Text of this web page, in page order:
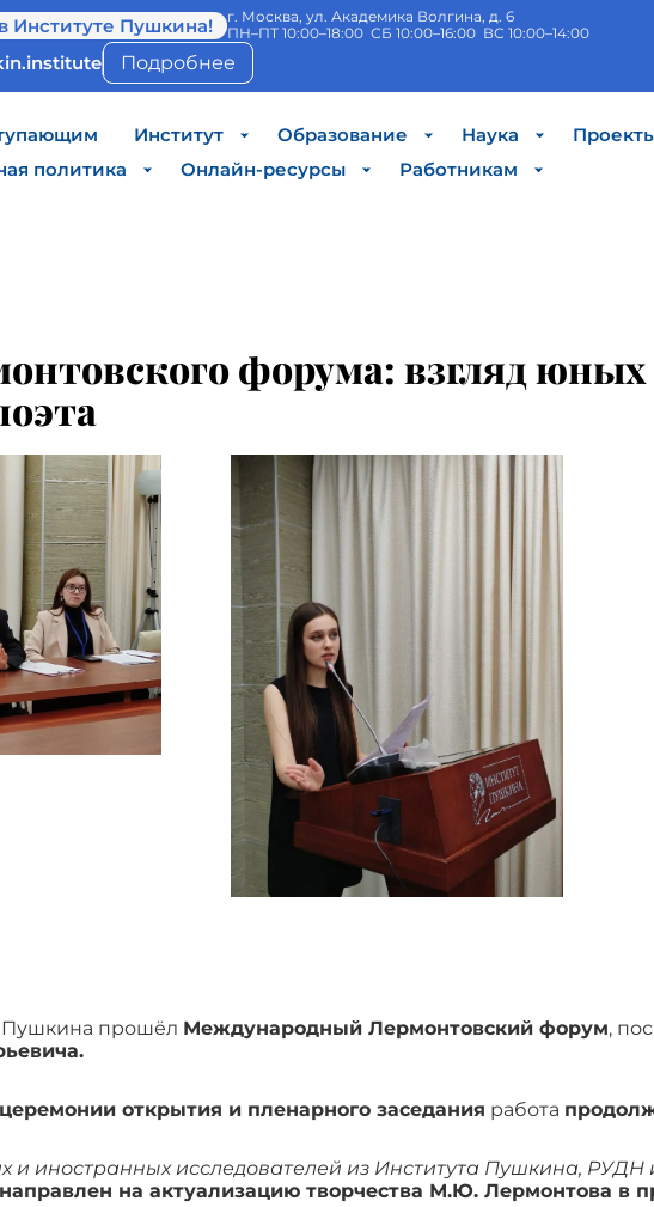
Институте Пушкина!
г. Москва, ул. Академика Волгина, д. 6
ПН–ПТ 10:00–18:00 СБ 10:00–16:00 ВС 10:00–14:00
Подробнее
Институт Образование Наука
политика
Онлайн-ресурсы Работникам
форума: взгляд юных
Пушкина прошёл Международный Лермонтовский форум,
открытия и пленарного заседания работа
и иностранных исследователей из Института Пушкина,
направлен на актуализацию творчества М.Ю. Лермонтова в